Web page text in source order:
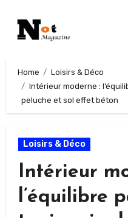
Home
Loisirs & Déco
Intérieur moderne :
peluche et sol effet béton
Loisirs & Déco
Intérieur
l’équilibre